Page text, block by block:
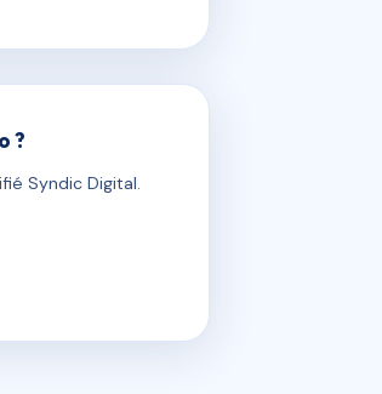
?
Syndic Digital.